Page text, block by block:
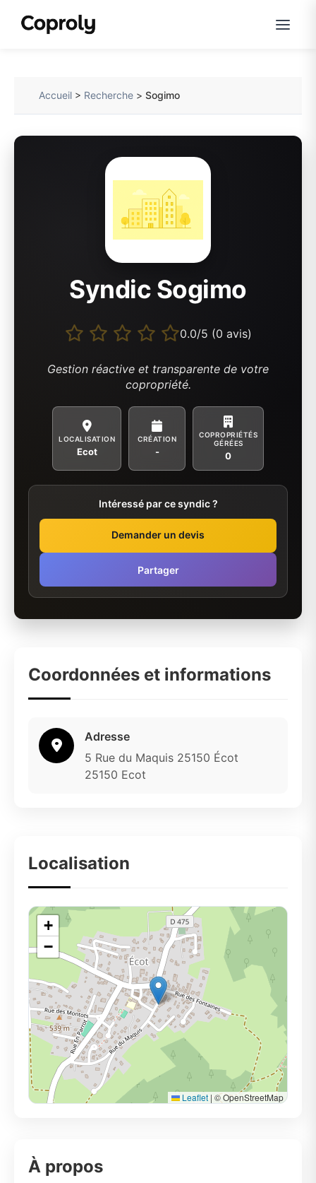
Accueil > Recherche >Sogimo
Syndic Sogimo
0.0/5 (0 avis)
Gestion réactive et transparente de votre
copropriété.
LOCALISATION
Ecot
CRÉATION
-
COPROPRIÉTÉS
GÉRÉES
0
Intéressé par ce syndic ?
Demander un devis
Partager
Coordonnées et informations
Adresse
5 Rue du Maquis 25150 Écot
25150 Ecot
Localisation
+
−
Leaflet | © OpenStreetMap
À propos